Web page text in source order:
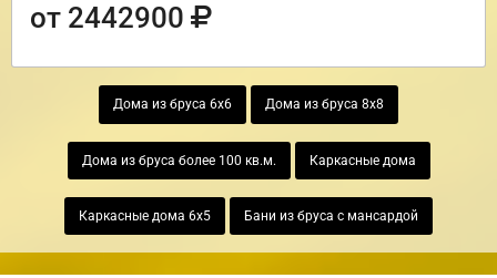
от 2442900
Дома из бруса 6х6 Дома из бруса 8х8
Дома из бруса более 100 кв.м. Каркасные дома
Каркасные дома 6х5 Бани из бруса с мансардой